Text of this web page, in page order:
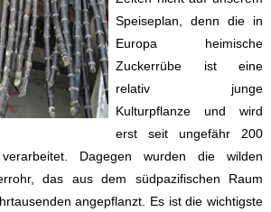
Speiseplan, denn die in
Europa heimische
Zuckerrübe ist eine
relativ junge
Kulturpflanze und wird
erst seit ungefähr 200
Dagegen wurden die wilden
das aus dem südpazifischen Raum
angepflanzt. Es ist die wichtigste